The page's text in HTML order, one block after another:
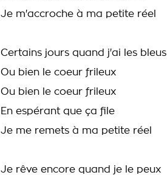
Je m'accroche à ma petite réel
Certains jours quand j'ai les bleus
Ou bien le coeur frileux
Ou bien le coeur frileux
En espérant que ça file
Je me remets à ma petite réel
Je rêve encore quand je le peux